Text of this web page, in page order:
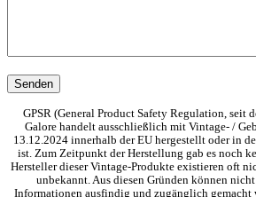
GPSR (General Product Safety Regulation, seit
Galore handelt ausschließlich mit Vintage- /
13.12.2024 innerhalb der EU hergestellt oder in
ist. Zum Zeitpunkt der Herstellung gab es noch
Hersteller dieser Vintage-Produkte existieren oft
unbekannt. Aus diesen Gründen können
Informationen ausfindig und zugänglich gemacht